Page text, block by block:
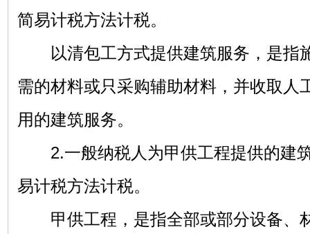
简易计税方法计税。
以清包工方式提供建筑服务，是指
需的材料或只采购辅助材料，并收取人
用的建筑服务。
2.一般纳税人为甲供工程提供的建
易计税方法计税。
甲供工程，是指全部或部分设备、